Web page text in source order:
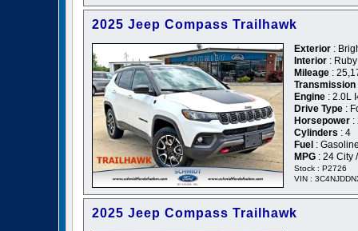
2025 Jeep Compass Trailhawk
Exterior :
Interior :
Mileage :
Transmission
Engine : 2.0L
Drive Type :
Horsepower :
Cylinders : 4
Fuel :
MPG : 24 City
Stock : P2726
VIN :
2025 Jeep Compass Trailhawk